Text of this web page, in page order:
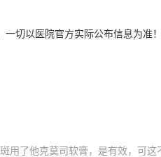
切以医院官方实际公布信息为准！
用了他克莫司软膏，是有效，可